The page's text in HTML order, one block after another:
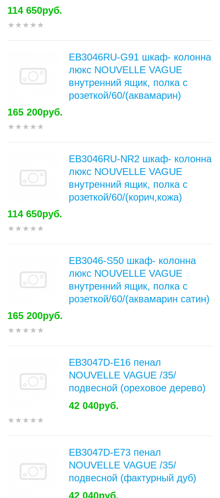
114 650руб.
EB3046RU-G91 шкаф- колонна
люкс NOUVELLE VAGUE
внутренний ящик, полка с
розеткой/60/(аквамарин)
165 200руб.
EB3046RU-NR2 шкаф- колонна
люкс NOUVELLE VAGUE
внутренний ящик, полка с
розеткой/60/(корич,кожа)
114 650руб.
EB3046-S50 шкаф- колонна
люкс NOUVELLE VAGUE
внутренний ящик, полка с
розеткой/60/(аквамарин сатин)
165 200руб.
EB3047D-E16 пенал
NOUVELLE VAGUE /35/
подвесной (ореховое дерево)
42 040руб.
EB3047D-E73 пенал
NOUVELLE VAGUE /35/
подвесной (фактурный дуб)
42 040руб.